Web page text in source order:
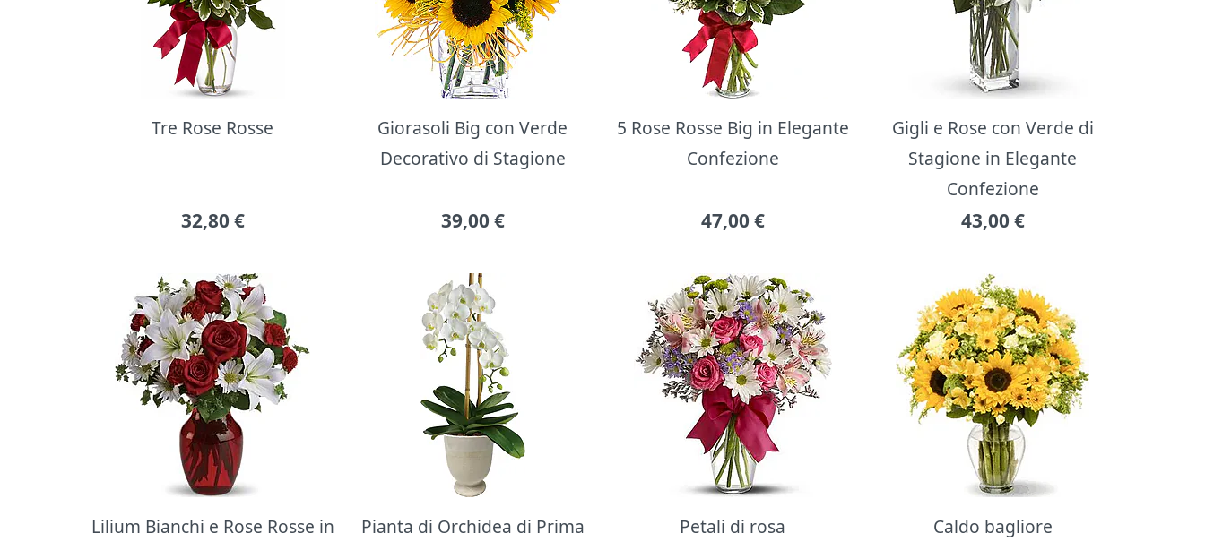
Tre Rose Rosse
32,80 €
Giorasoli Big con Verde
Decorativo di Stagione
39,00 €
5 Rose Rosse Big in Elegante
Confezione
47,00 €
Gigli e Rose con Verde di
Stagione in Elegante
Confezione
43,00 €
Lilium Bianchi e Rose Rosse in
Pianta di Orchidea di Prima
Petali di rosa Caldo bagliore